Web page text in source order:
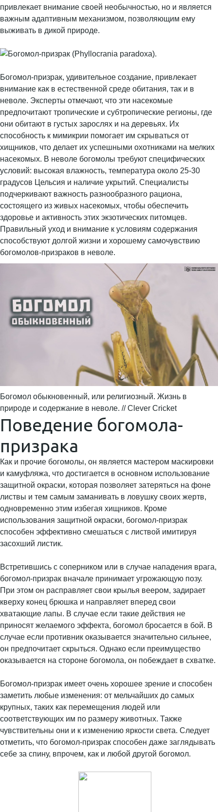
привлекает внимание своей необычностью, но и является
важным адаптивным механизмом, позволяющим ему
выживать в дикой природе.
Богомол-призрак, удивительное создание, привлекает
внимание как в естественной среде обитания, так и в
неволе. Эксперты отмечают, что эти насекомые
предпочитают тропические и субтропические регионы, где
они обитают в густых зарослях и на деревьях. Их
способность к мимикрии помогает им скрываться от
хищников, что делает их успешными охотниками на мелких
насекомых. В неволе богомолы требуют специфических
условий: высокая влажность, температура около 25-30
градусов Цельсия и наличие укрытий. Специалисты
подчеркивают важность разнообразного рациона,
состоящего из живых насекомых, чтобы обеспечить
здоровье и активность этих экзотических питомцев.
Правильный уход и внимание к условиям содержания
способствуют долгой жизни и хорошему самочувствию
богомолов-призраков в неволе.
Богомол обыкновенный, или религиозный. Жизнь в
природе и содержание в неволе. // Clever Cricket
Поведение богомола-
призрака
Как и прочие богомолы, он является мастером маскировки
и камуфляжа, что достигается в основном использование
защитной окраски, которая позволяет затеряться на фоне
листвы и тем самым заманивать в ловушку своих жертв,
одновременно этим избегая хищников. Кроме
использования защитной окраски, богомол-призрак
способен эффективно смешаться с листвой имитируя
засохший листик.
Встретившись с соперником или в случае нападения врага,
богомол-призрак вначале принимает угрожающую позу.
При этом он расправляет свои крылья веером, задирает
кверху конец брюшка и направляет вперед свои
хватающие лапы. В случае если такие действия не
приносят желаемого эффекта, богомол бросается в бой. В
случае если противник оказывается значительно сильнее,
он предпочитает скрыться. Однако если преимущество
оказывается на стороне богомола, он побеждает в схватке.
Богомол-призрак имеет очень хорошее зрение и способен
заметить любые изменения: от мельчайших до самых
крупных, таких как перемещения людей или
соответствующих им по размеру животных. Также
чувствительны они и к изменению яркости света. Следует
отметить, что богомол-призрак способен даже заглядывать
себе за спину, впрочем, как и любой другой богомол.